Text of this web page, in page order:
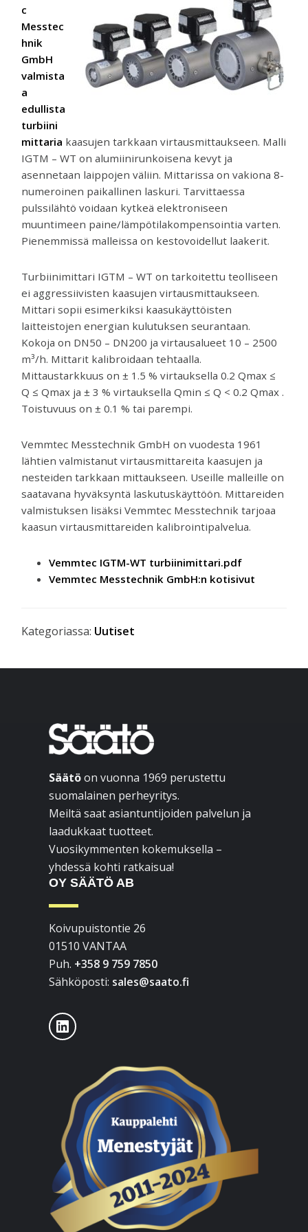
ja
mittareita.
c
Messtec
hnik
GmbH
valmista
a
edullista
turbiini
mittaria kaasujen tarkkaan virtausmittaukseen. Malli
IGTM – WT on alumiinirunkoisena kevyt ja
asennetaan laippojen väliin. Mittarissa on vakiona 8-
numeroinen paikallinen laskuri. Tarvittaessa
pulssilähtö voidaan kytkeä elektroniseen
muuntimeen paine/lämpötilakompensointia varten.
Pienemmissä malleissa on kestovoidellut laakerit.
Turbiinimittari IGTM – WT on tarkoitettu teolliseen
ei aggressiivisten kaasujen virtausmittaukseen.
Mittari sopii esimerkiksi kaasukäyttöisten
laitteistojen energian kulutuksen seurantaan.
Kokoja on DN50 – DN200 ja virtausalueet 10 – 2500
m³/h. Mittarit kalibroidaan tehtaalla.
Mittaustarkkuus on ± 1.5 % virtauksella 0.2 Qmax ≤
Q ≤ Qmax ja ± 3 % virtauksella Qmin ≤ Q < 0.2 Qmax .
Toistuvuus on ± 0.1 % tai parempi.
Vemmtec Messtechnik GmbH on vuodesta 1961
lähtien valmistanut virtausmittareita kaasujen ja
nesteiden tarkkaan mittaukseen. Useille malleille on
saatavana hyväksyntä laskutuskäyttöön. Mittareiden
valmistuksen lisäksi Vemmtec Messtechnik tarjoaa
kaasun virtausmittareiden kalibrointipalvelua.
Vemmtec IGTM-WT turbiinimittari.pdf
Vemmtec Messtechnik GmbH:n kotisivut
Kategoriassa: Uutiset
Footer
Säätöon vuonna 1969 perustettu
suomalainen perheyritys.
Meiltä saat asiantuntijoiden palvelun ja
laadukkaat tuotteet.
Vuosikymmenten kokemuksella –
yhdessä kohti ratkaisua!
OY SÄÄTÖ AB
Koivupuistontie 26
01510 VANTAA
Puh. +358 9 759 7850
Sähköposti: sales@saato.fi
LinkedIn